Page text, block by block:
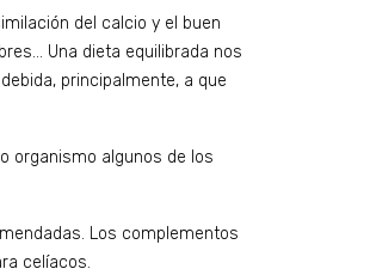
del calcio y el buen
Una dieta equilibrada nos
principalmente, a que
organismo algunos de los
Los complementos
celíacos.